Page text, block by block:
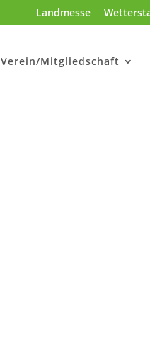
Landmesse
Verein/Mitgliedschaft